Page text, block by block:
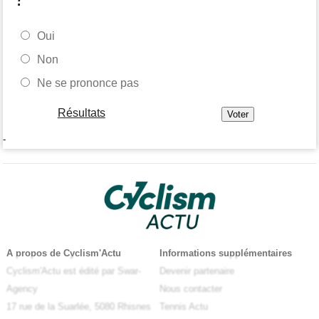
Oui
Non
Ne se prononce pas
Résultats
-
A propos de Cyclism'Actu
Cyclism'Actu est édité par Swar-
Agency
17 rue de la Suarlée, 5080 Rhisnes
Informations supplémentaires
Devenir partenaire
Nous contacter
Tennis Actu